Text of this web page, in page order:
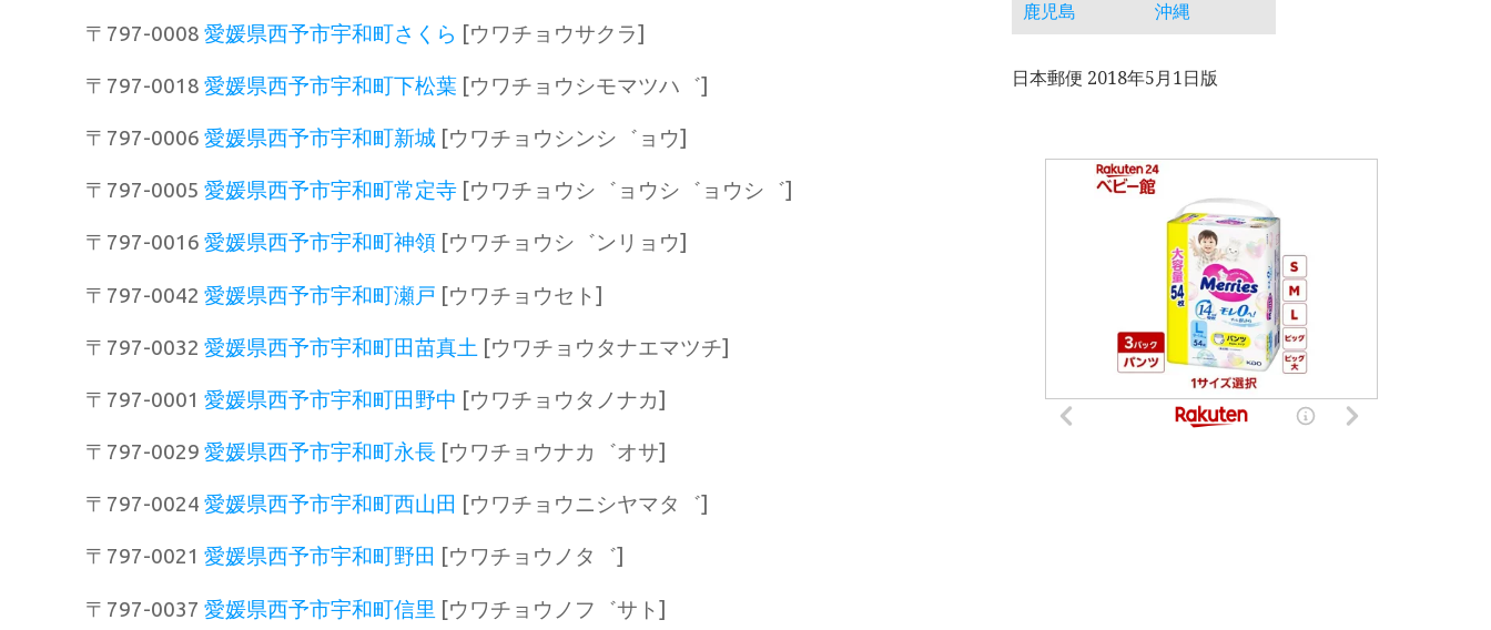
〒797-0008 愛媛県西予市宇和町さくら [ウワチョウサクラ]
〒797-0018 愛媛県西予市宇和町下松葉 [ウワチョウシモマツハ゛]
〒797-0006 愛媛県西予市宇和町新城 [ウワチョウシンシ゛ョウ]
〒797-0005 愛媛県西予市宇和町常定寺 [ウワチョウシ゛ョウシ゛ョウシ゛]
〒797-0016 愛媛県西予市宇和町神領 [ウワチョウシ゛ンリョウ]
〒797-0042 愛媛県西予市宇和町瀬戸 [ウワチョウセト]
〒797-0032 愛媛県西予市宇和町田苗真土 [ウワチョウタナエマツチ]
〒797-0001 愛媛県西予市宇和町田野中 [ウワチョウタノナカ]
〒797-0029 愛媛県西予市宇和町永長 [ウワチョウナカ゛オサ]
〒797-0024 愛媛県西予市宇和町西山田 [ウワチョウニシヤマタ゛]
〒797-0021 愛媛県西予市宇和町野田 [ウワチョウノタ゛]
〒797-0037 愛媛県西予市宇和町信里 [ウワチョウノフ゛サト]
鹿児島 沖縄
日本郵便 2018年5月1日版